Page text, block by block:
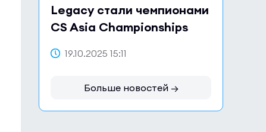
Legacy стали чемпионами
CS Asia Championships
19.10.2025 15:11
Больше новостей →